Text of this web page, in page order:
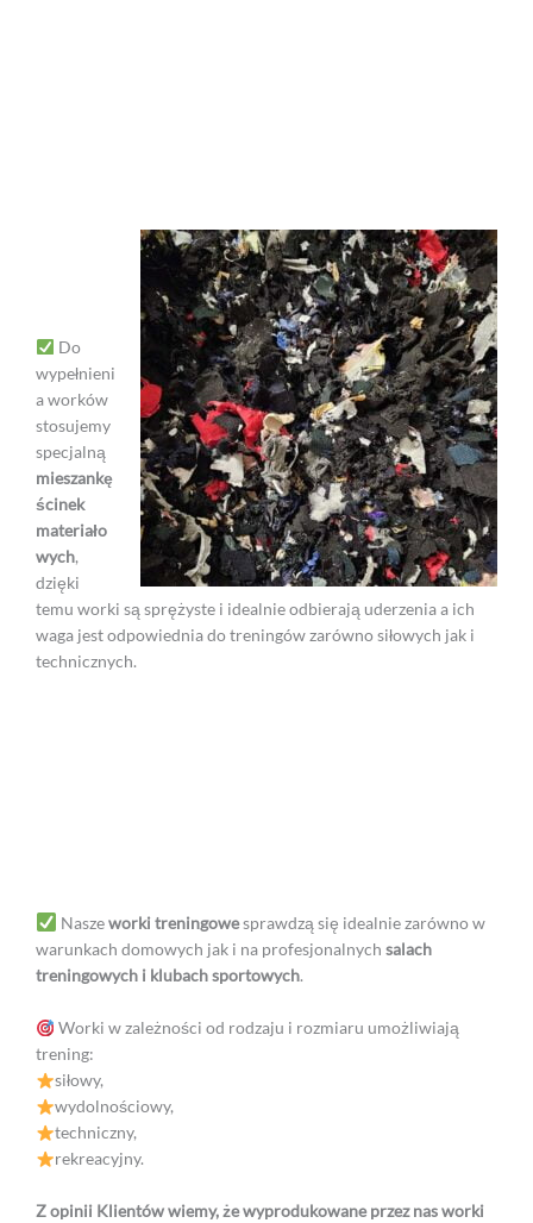
Do
wypełnieni
a worków
stosujemy
specjalną
mieszankę
ścinek
materiało
wych,
dzięki
temu worki są sprężyste i idealnie odbierają uderzenia a ich
waga jest odpowiednia do treningów zarówno siłowych jak i
technicznych.
Naszeworki treningowesprawdzą się idealnie zarówno w
warunkach domowych jak i na profesjonalnych salach
treningowych i klubach sportowych.
Worki w zależności od rodzaju i rozmiaru umożliwiają
trening:
siłowy,
wydolnościowy,
techniczny,
rekreacyjny.
Z opinii Klientów wiemy, że wyprodukowane przez nas worki